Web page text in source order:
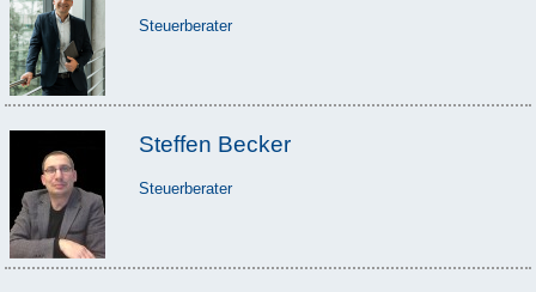
Steuerberater
Steffen Becker
Steuerberater